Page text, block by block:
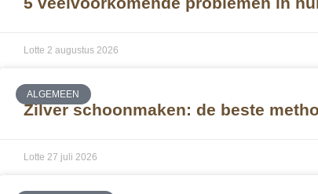
Lotte 2 augustus 2026
ALGEMEEN
Zilver schoonmaken: de beste
Lotte 27 juli 2026